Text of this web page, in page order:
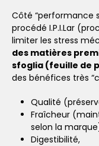
Côté “performance
procédé I.P.I.Lar
limiter les stress
des matières
sfoglia (feuille de
des bénéfices très
Qualité
Fraîcheur
selon la
Digestibilité,